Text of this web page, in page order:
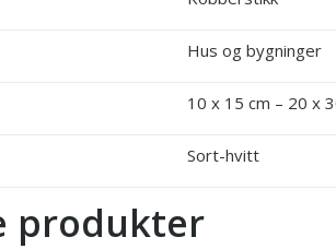
Hus og bygninger
10 x 15 cm – 20 x
Sort-hvitt
produkter